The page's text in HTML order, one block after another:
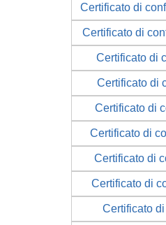
Certificato di
Certificato di
Certificato di
Certificato di
Certificato di
Certificato di
Certificato di
Certificato di
Certificato